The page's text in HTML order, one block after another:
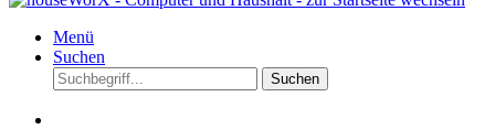
Menü
Suchen
Suchen